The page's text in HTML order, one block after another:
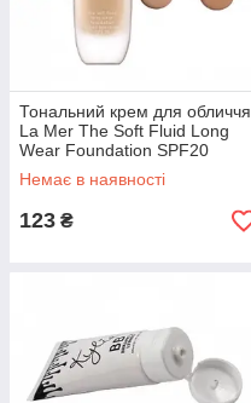
Тональний крем для обличчя
La Mer The Soft Fluid Long
Wear Foundation SPF20
Немає в наявності
123 ₴